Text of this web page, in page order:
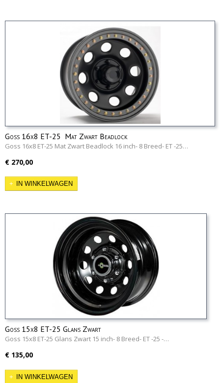
Goss 16x8 ET-25 Mat Zwart Beadlock
Goss 16x8 ET-25 Mat Zwart Beadlock 16 inch- 8 Breed- ET -25…
€ 270,00
IN WINKELWAGEN
Goss 15x8 ET-25 Glans Zwart
Goss 15x8 ET-25 Glans Zwart 15 inch- 8 Breed- ET -25 -…
€ 135,00
IN WINKELWAGEN